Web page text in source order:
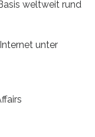
weltweit rund
unter